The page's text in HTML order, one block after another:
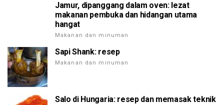
Jamur, dipanggang dalam oven: lezat
makanan pembuka dan hidangan utama
hangat
Makanan dan minuman
Sapi Shank: resep
Makanan dan minuman
Salo di Hungaria: resep dan memasak teknik